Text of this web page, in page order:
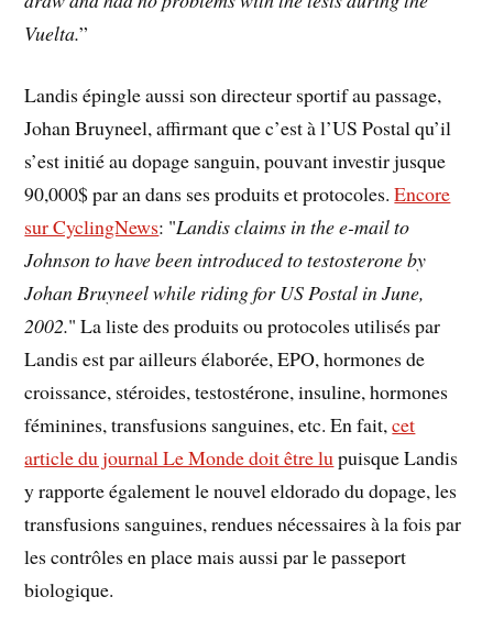
Vuelta.”
Landis épingle aussi son directeur sportif au passage,
Johan Bruyneel, affirmant que c’est à l’US Postal qu’il
s’est initié au dopage sanguin, pouvant investir jusque
90,000$ par an dans ses produits et protocoles.Encore
sur CyclingNews: "Landis claims in the e-mail to
Johnson to have been introduced to testosterone by
Johan Bruyneel while riding for US Postal in June,
2002." La liste des produits ou protocoles utilisés par
Landis est par ailleurs élaborée, EPO, hormones de
croissance, stéroides, testostérone, insuline, hormones
féminines, transfusions sanguines, etc. En fait,cet
article du journal Le Monde doit être lupuisque Landis
y rapporte également le nouvel eldorado du dopage, les
transfusions sanguines, rendues nécessaires à la fois par
les contrôles en place mais aussi par le passeport
biologique.